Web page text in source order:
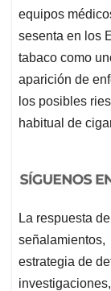
equipos
sesenta en los
tabaco como
aparición de
los posibles
habitual de
La respuesta
señalamientos,
estrategia de